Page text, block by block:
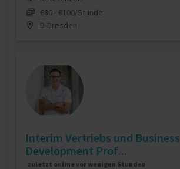
€80 - €100/Stunde
D-Dresden
Interim Vertriebs und Business
Development Prof...
zuletzt online vor wenigen Stunden